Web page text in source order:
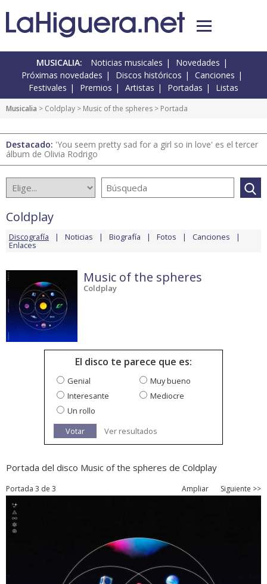
MUSICALIA: Noticias musicales
Novedades
Próximas novedades
Discos históricos
Canciones
Festivales
Premios Artistas Portadas Listas
Musicalia > Coldplay > Music of the spheres > Portada
Destacado: 'You seem pretty sad for a girl so in love' es el tercer
álbum de Olivia Rodrigo
Coldplay
Discografía Noticias Biografía Fotos Canciones
Enlaces
Music of the spheres
Coldplay
El disco te parece que es:
Genial
Muy bueno
Interesante
Mediocre
Un rollo
Votar
Ver resultados
Portada del disco Music of the spheres de Coldplay
Portada 3 de 3 Ampliar Siguiente >>